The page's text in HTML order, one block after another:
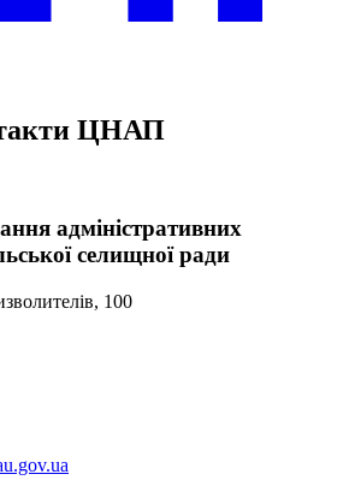
ЦНАП
адміністративних
селищної ради
100